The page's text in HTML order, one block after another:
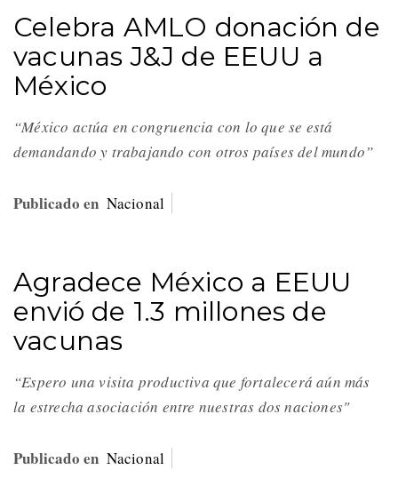
Celebra AMLO donación de
vacunas J&J de EEUU a
México
“México actúa en congruencia con lo que se está
demandando y trabajando con otros países del mundo”
Publicado en Nacional
Agradece México a EEUU
envió de 1.3 millones de
vacunas
“Espero una visita productiva que fortalecerá aún más
la estrecha asociación entre nuestras dos naciones"
Publicado en Nacional